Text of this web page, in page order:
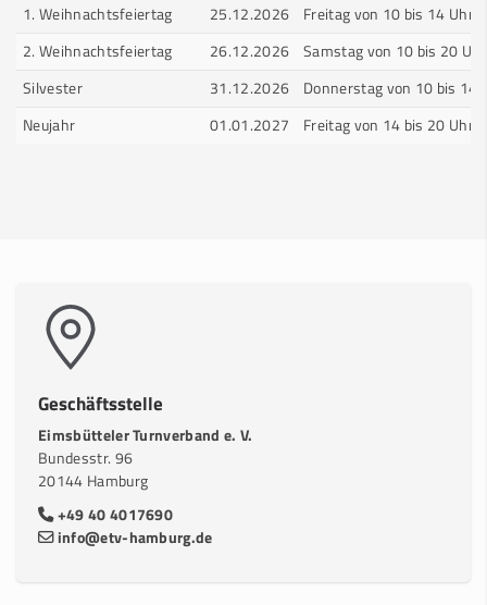
1. Weihnachtsfeiertag
25.12.2026
Freitag von 10 bis 14 Uhr
2. Weihnachtsfeiertag
26.12.2026 Samstag von 10 bis 20 Uhr
Silvester
31.12.2026
Donnerstag von 10 bis 14
Neujahr
01.01.2027 Freitag von 14 bis 20 Uhr
Geschäftsstelle
Eimsbütteler Turnverband e. V.
Bundesstr. 96
20144 Hamburg
+49 40 4017690
info@etv-hamburg.de